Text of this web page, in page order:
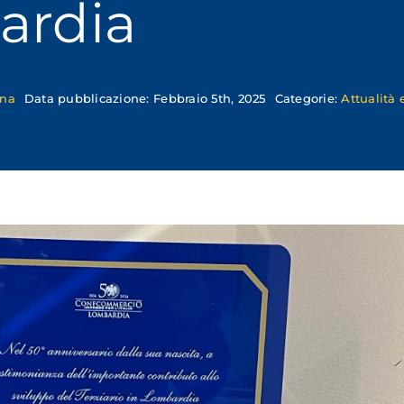
Data pubblicazione: Febbraio 5th, 2025 Categorie:Attualità